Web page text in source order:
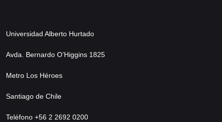
Universidad Alberto Hurtado
Avda. Bernardo O’Higgins 1825
Metro Los Héroes
Santiago de Chile
Teléfono +56 2 2692 0200